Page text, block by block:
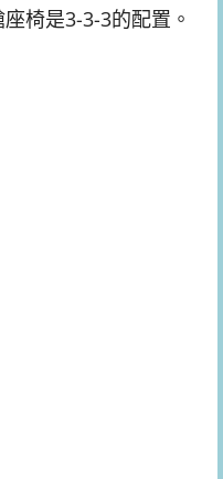
椅是3-3-3的配置。